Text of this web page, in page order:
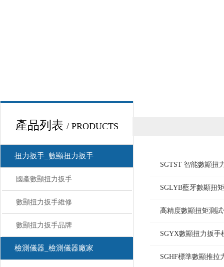
產品列表 / PRODUCTS
扭力扳手_數顯扭力扳手
國產數顯扭力扳手
數顯扭力扳手維修
數顯扭力扳手品牌
檢測儀器_檢測儀器廠家
SGTST 智能數顯扭
SGLYB藍牙數顯扭
高精度數顯扭矩測
SGYX數顯扭力扳
SGHF標準數顯推拉